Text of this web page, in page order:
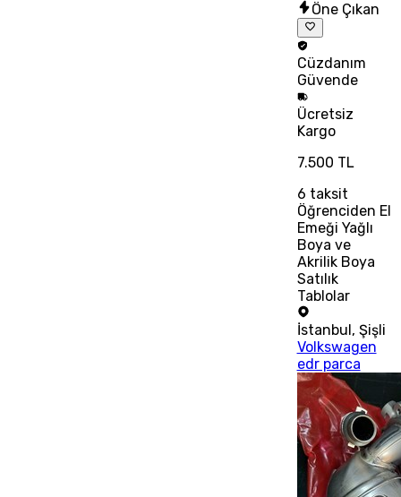
Öne Çıkan
Cüzdanım
Güvende
Ücretsiz
Kargo
7.500 TL
6 taksit
Öğrenciden El
Emeği Yağlı
Boya ve
Akrilik Boya
Satılık
Tablolar
İstanbul , Şişli
Volkswagen
edr parca